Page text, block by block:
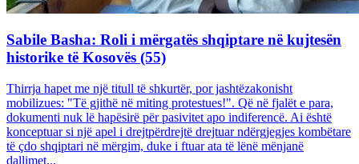
Sabile Basha: Roli i mërgatës shqiptare në kujtesën
historike të Kosovës (55)
Thirrja hapet me një titull të shkurtër, por jashtëzakonisht
mobilizues: "Të gjithë në miting protestues!". Që në fjalët e para,
dokumenti nuk lë hapësirë për pasivitet apo indiferencë. Ai është
konceptuar si një apel i drejtpërdrejtë drejtuar ndërgjegjes kombëtare
të çdo shqiptari në mërgim, duke i ftuar ata të lënë mënjanë
dallimet...